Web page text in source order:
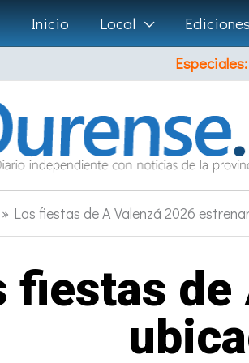
Inicio Local
Especiales:
Las fiestas de A Valenzá 2026
fiestas